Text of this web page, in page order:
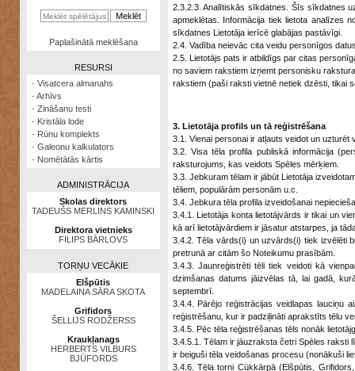
kalkulators
NomētātāsPaplašinātā meklēšana
RESURSI
· Visatcera almanahs
· Arhīvs
· Zināšanu testi
· Kristāla lode
· Rūnu komplekts
· Galeonu kalkulators
· Nomētātās kārtis
ADMINISTRĀCIJA
Skolas direktors
TADEUŠS MERLINS KAMINSKI
Direktora vietnieks
FILIPS BĀRLOVS
TORŅU VECĀKIE
Elšpūtis
MADELAINA SĀRA SKOTA
Grifidors
ŠELLIJS RODŽERSS
Kraukļanags
HERBERTS VILBURS
BJŪFORDS
2.3.2.3. Analītiskās sīkdatnes. Šīs sīkdatnes
apmeklētas. Informācija tiek lietota analīzes
sīkdatnes Lietotāja ierīcē glabājas pastāvīgi.
2.4. Vadība neievāc cita veidu personīgos
2.5. Lietotājs pats ir atbildīgs par citas
no saviem rakstiem izņemt personisku
rakstiem (paši raksti vietnē netiek dzēsti, tikai
3. Lietotāja profils un tā reģistrēšana
3.1. Vienai personai ir atļauts veidot un uzturēt
3.2. Visa tēla profila publiskā informācija
raksturojums, kas veidots Spēles mērķiem.
3.3. Jebkuram tēlam ir jābūt Lietotāja
tēliem, populārām personām u.c.
3.4. Jebkura tēla profila izveidošanai
3.4.1. Lietotāja konta lietotājvārds ir tikai un
kā arī lietotājvārdiem ir jāsatur atstarpes, ja
3.4.2. Tēla vārds(i) un uzvārds(i) tiek izvēlēti
pretrunā ar citām šo Noteikumu prasībām.
3.4.3. Jaunreģistrēti tēli tiek veidoti kā
dzimšanas datums jāizvēlas tā, lai gadā,
septembrī.
3.4.4. Pārējo reģistrācijas veidlapas lauciņu
reģistrēšanu, kur ir padziļināti aprakstīts tēlu
3.4.5. Pēc tēla reģistrēšanas tēls nonāk
3.4.5.1. Tēlam ir jāuzraksta četri Spēles raksti
ir beiguši tēla veidošanas procesu (nonākuši
3.4.6. Tēla torni Cūkkārpā (Elšpūtis,